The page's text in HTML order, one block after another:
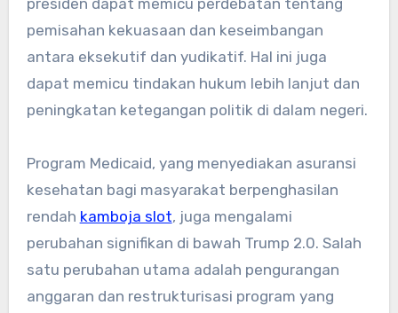
presiden dapat memicu perdebatan tentang
pemisahan kekuasaan dan keseimbangan
antara eksekutif dan yudikatif. Hal ini juga
dapat memicu tindakan hukum lebih lanjut dan
peningkatan ketegangan politik di dalam negeri.
Program Medicaid, yang menyediakan asuransi
kesehatan bagi masyarakat berpenghasilan
rendah kamboja slot, juga mengalami
perubahan signifikan di bawah Trump 2.0. Salah
satu perubahan utama adalah pengurangan
anggaran dan restrukturisasi program yang